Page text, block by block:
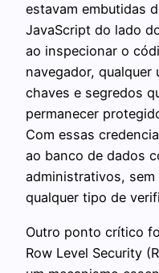
estavam embutidas
JavaScript do lado
ao inspecionar o
navegador, qualquer
chaves e segredos
permanecer
Com essas
ao banco de dados
administrativos,
qualquer tipo de
Outro ponto crítico
Row Level Security